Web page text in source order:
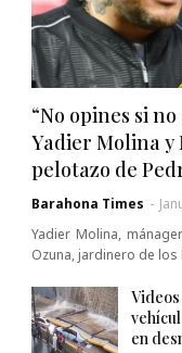
“No opines si
Yadier Molina
pelotazo de
Barahona Times -
Yadier Molina,
Ozuna, jardinero de los
en